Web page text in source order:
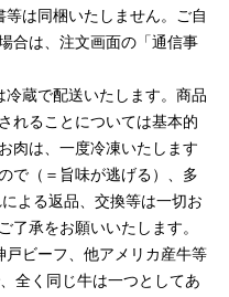
は同梱いたしません。ご自
合は、注文画面の「通信事
蔵で配送いたします。商品
れることについては基本的
肉は、一度冷凍いたします
で（＝旨味が逃げる）、多
よる返品、交換等は一切お
了承をお願いいたします。
ビーフ、他アメリカ産牛等
全く同じ牛は一つとしてあ